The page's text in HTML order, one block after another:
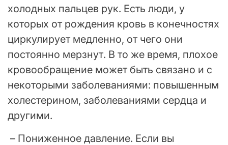
холодных пальцев рук. Есть люди, у
которых от рождения кровь в конечностях
циркулирует медленно, от чего они
постоянно мерзнут. В то же время, плохое
кровообращение может быть связано и с
некоторыми заболеваниями: повышенным
холестерином, заболеваниями сердца и
другими.
– Пониженное давление. Если вы